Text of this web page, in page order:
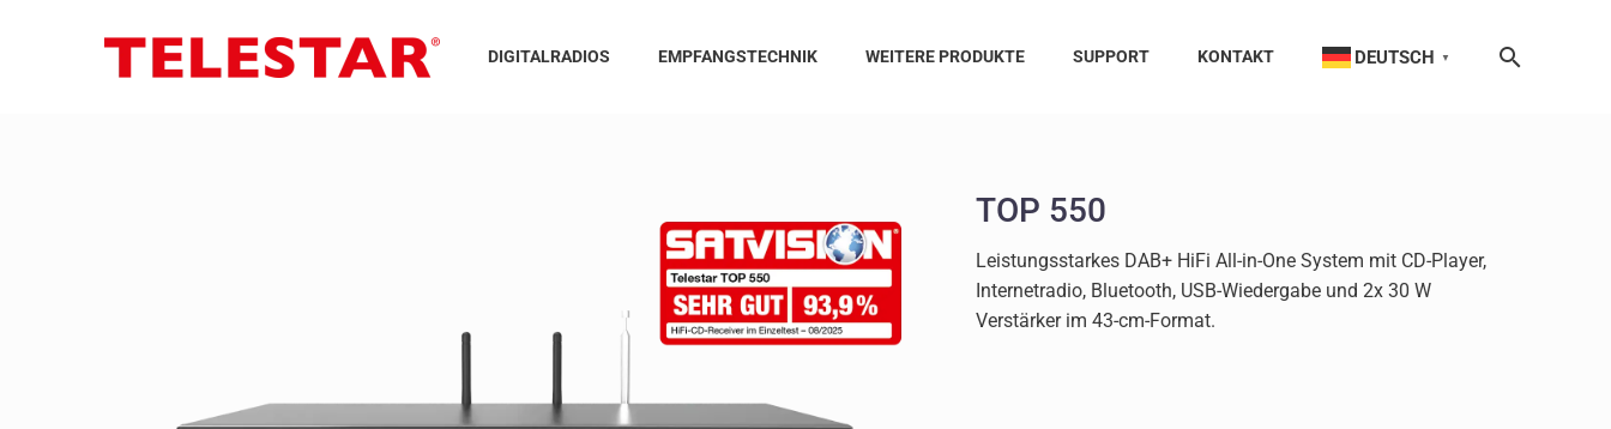
DIGITALRADIOS EMPFANGSTECHNIK WEITERE PRODUKTE SUPPORT KONTAKT DEUTSCH ▼
TOP 550
Leistungsstarkes DAB+ HiFi All-in-One System mit CD-Player,
Internetradio, Bluetooth, USB-Wiedergabe und 2x 30 W
Verstärker im 43-cm-Format.